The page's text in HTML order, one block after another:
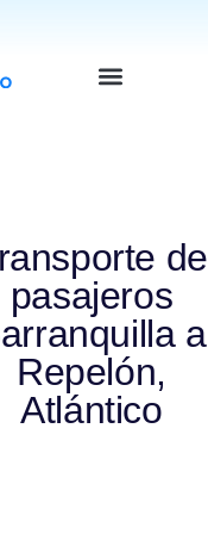
de
pasajeros
a
Repelón,
Atlántico